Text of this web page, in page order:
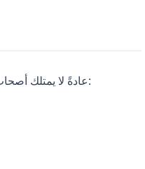
عادةً لا يمتلك أصحاب الشركات الصغيرة فريقًا تقنيًا كاملاً. إنهم بحاجة إلى إعداد سريع وواضح ومستقر: